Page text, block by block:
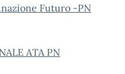
Futuro -PN
ATA PN